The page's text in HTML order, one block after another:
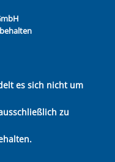
es sich nicht um
zu